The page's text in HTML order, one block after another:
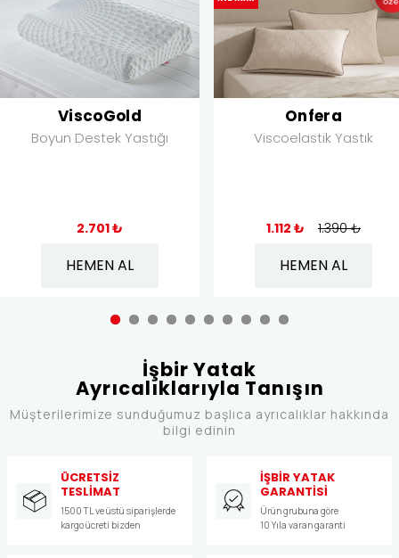
ViscoGold
Boyun Destek Yastığı
2.701 ₺
HEMEN AL
Onfera
Viscoelastik Yastık
1.112 ₺ 1.390 ₺
HEMEN AL
İşbir Yatak
Ayrıcalıklarıyla Tanışın
Müşterilerimize sunduğumuz başlıca ayrıcalıklar hakkında
bilgi edinin
ÜCRETSİZ
TESLİMAT
1500 TL ve üstü siparişlerde
kargo ücreti bizden
İŞBİR YATAK
GARANTİSİ
Ürün grubuna göre
10 Yıla varan garanti